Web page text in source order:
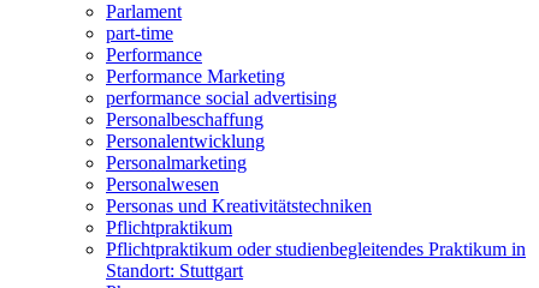
Parlament
part-time
Performance
Performance Marketing
performance social advertising
Personalbeschaffung
Personalentwicklung
Personalmarketing
Personalwesen
Personas und Kreativitätstechniken
Pflichtpraktikum
Pflichtpraktikum oder studienbegleitendes Praktikum in
Standort: Stuttgart